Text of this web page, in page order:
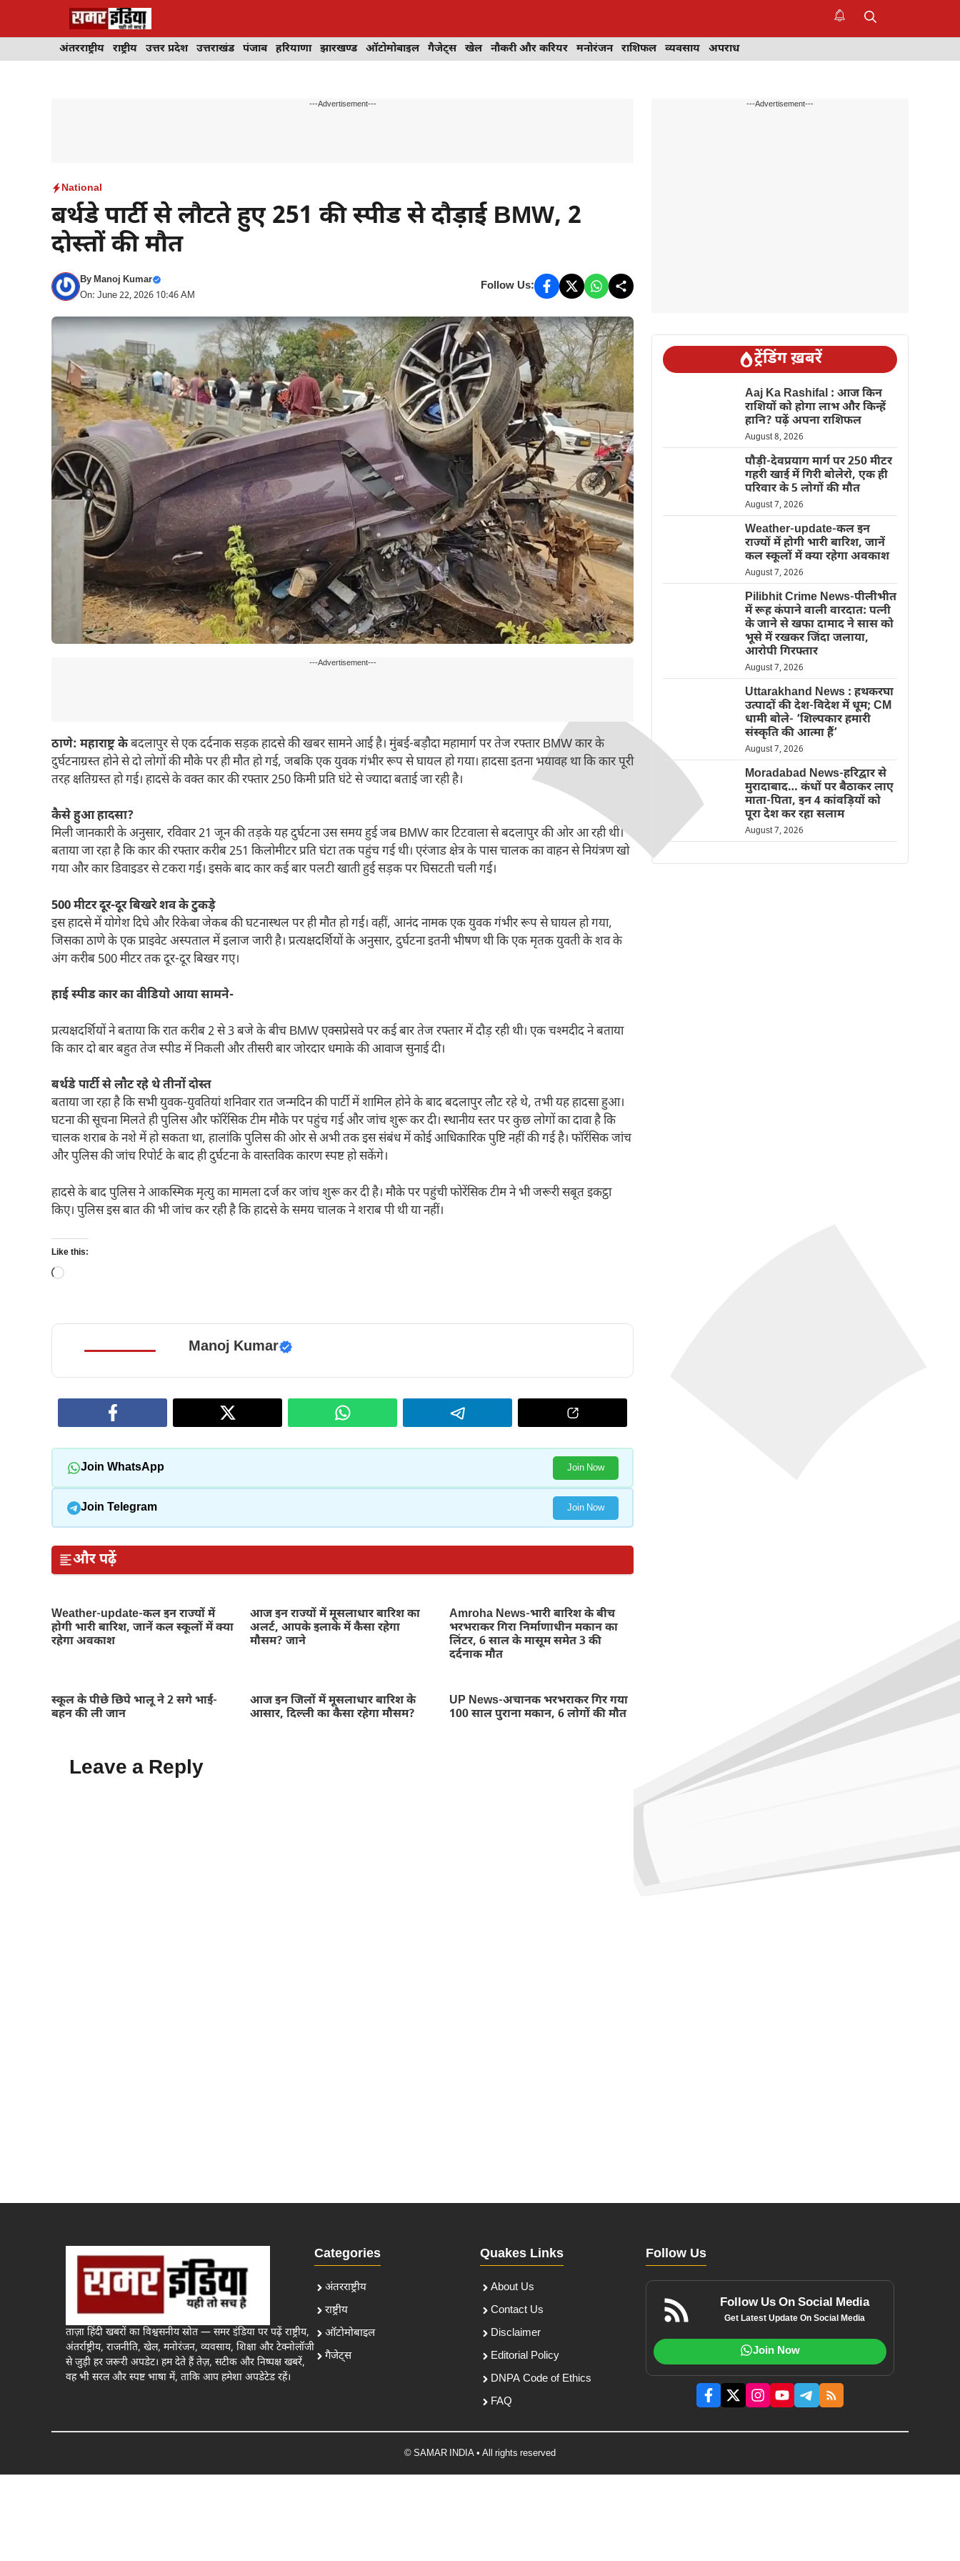
अंतरराष्ट्रीय राष्ट्रीय उत्तर प्रदेश उत्तराखंड पंजाब हरियाणा झारखण्ड ऑटोमोबाइल गैजेट्स खेल नौकरी और करियर मनोरंजन राशिफल व्यवसाय अपराध
---Advertisement---
National
बर्थडे पार्टी से लौटते हुए 251 की स्पीड से दौड़ाई BMW, 2
दोस्तों की मौत
ByManoj Kumar
On: June 22, 2026 10:46 AM
Follow Us:
---Advertisement---
ठाणे: महाराष्ट्र केबदलापुर से एक दर्दनाक सड़क हादसे की खबर सामने आई है। मुंबई-बड़ौदा महामार्ग पर तेज रफ्तार BMW कार के
दुर्घटनाग्रस्त होने से दो लोगों की मौके पर ही मौत हो गई, जबकि एक युवक गंभीर रूप से घायल हो गया। हादसा इतना भयावह था कि कार पूरी
तरह क्षतिग्रस्त हो गई। हादसे के वक्त कार की रफ्तार 250 किमी प्रति घंटे से ज्यादा बताई जा रही है।
कैसे हुआ हादसा?
मिली जानकारी के अनुसार, रविवार 21 जून की तड़के यह दुर्घटना उस समय हुई जब BMW कार टिटवाला से बदलापुर की ओर आ रही थी।
बताया जा रहा है कि कार की रफ्तार करीब 251 किलोमीटर प्रति घंटा तक पहुंच गई थी। एरंजाड क्षेत्र के पास चालक का वाहन से नियंत्रण खो
गया और कार डिवाइडर से टकरा गई। इसके बाद कार कई बार पलटी खाती हुई सड़क पर घिसटती चली गई।
500 मीटर दूर-दूर बिखरे शव के टुकड़े
इस हादसे में योगेश दिघे और रिकेबा जेकब की घटनास्थल पर ही मौत हो गई। वहीं, आनंद नामक एक युवक गंभीर रूप से घायल हो गया,
जिसका ठाणे के एक प्राइवेट अस्पताल में इलाज जारी है। प्रत्यक्षदर्शियों के अनुसार, दुर्घटना इतनी भीषण थी कि एक मृतक युवती के शव के
अंग करीब 500 मीटर तक दूर-दूर बिखर गए।
हाई स्पीड कार का वीडियो आया सामने-
प्रत्यक्षदर्शियों ने बताया कि रात करीब 2 से 3 बजे के बीच BMW एक्सप्रेसवे पर कई बार तेज रफ्तार में दौड़ रही थी। एक चश्मदीद ने बताया
कि कार दो बार बहुत तेज स्पीड में निकली और तीसरी बार जोरदार धमाके की आवाज सुनाई दी।
बर्थडे पार्टी से लौट रहे थे तीनों दोस्त
बताया जा रहा है कि सभी युवक-युवतियां शनिवार रात जन्मदिन की पार्टी में शामिल होने के बाद बदलापुर लौट रहे थे, तभी यह हादसा हुआ।
घटना की सूचना मिलते ही पुलिस और फॉरेंसिक टीम मौके पर पहुंच गई और जांच शुरू कर दी। स्थानीय स्तर पर कुछ लोगों का दावा है कि
चालक शराब के नशे में हो सकता था, हालांकि पुलिस की ओर से अभी तक इस संबंध में कोई आधिकारिक पुष्टि नहीं की गई है। फॉरेंसिक जांच
और पुलिस की जांच रिपोर्ट के बाद ही दुर्घटना के वास्तविक कारण स्पष्ट हो सकेंगे।
हादसे के बाद पुलिस ने आकस्मिक मृत्यु का मामला दर्ज कर जांच शुरू कर दी है। मौके पर पहुंची फोरेंसिक टीम ने भी जरूरी सबूत इकट्ठा
किए। पुलिस इस बात की भी जांच कर रही है कि हादसे के समय चालक ने शराब पी थी या नहीं।
Like this:
Loading…
Manoj Kumar
Join WhatsApp Join Now
Join Telegram Join Now
और पढ़ें
Weather-update-कल इन राज्यों में
होगी भारी बारिश, जानें कल स्कूलों में क्या
रहेगा अवकाश
आज इन राज्यों में मूसलाधार बारिश का
अलर्ट, आपके इलाके में कैसा रहेगा
मौसम? जाने
Amroha News-भारी बारिश के बीच
भरभराकर गिरा निर्माणाधीन मकान का
लिंटर, 6 साल के मासूम समेत 3 की
दर्दनाक मौत
स्कूल के पीछे छिपे भालू ने 2 सगे भाई-
बहन की ली जान
आज इन जिलों में मूसलाधार बारिश के
आसार, दिल्ली का कैसा रहेगा मौसम?
UP News-अचानक भरभराकर गिर गया
100 साल पुराना मकान, 6 लोगों की मौत
Leave a Reply
---Advertisement---
ट्रेंडिंग ख़बरें
Aaj Ka Rashifal : आज किन
राशियों को होगा लाभ और किन्हें
हानि? पढ़ें अपना राशिफल
August 8, 2026
पौड़ी-देवप्रयाग मार्ग पर 250 मीटर
गहरी खाई में गिरी बोलेरो, एक ही
परिवार के 5 लोगों की मौत
August 7, 2026
Weather-update-कल इन
राज्यों में होगी भारी बारिश, जानें
कल स्कूलों में क्या रहेगा अवकाश
August 7, 2026
Pilibhit Crime News-पीलीभीत
में रूह कंपाने वाली वारदात: पत्नी
के जाने से खफा दामाद ने सास को
भूसे में रखकर जिंदा जलाया,
आरोपी गिरफ्तार
August 7, 2026
Uttarakhand News : हथकरघा
उत्पादों की देश-विदेश में धूम; CM
धामी बोले- ‘शिल्पकार हमारी
संस्कृति की आत्मा हैं’
August 7, 2026
Moradabad News-हरिद्वार से
मुरादाबाद… कंधों पर बैठाकर लाए
माता-पिता, इन 4 कांवड़ियों को
पूरा देश कर रहा सलाम
August 7, 2026
ताज़ा हिंदी खबरों का विश्वसनीय स्रोत — समर इंडिया पर पढ़ें राष्ट्रीय,
अंतर्राष्ट्रीय, राजनीति, खेल, मनोरंजन, व्यवसाय, शिक्षा और टेक्नोलॉजी
से जुड़ी हर जरूरी अपडेट। हम देते हैं तेज़, सटीक और निष्पक्ष खबरें,
वह भी सरल और स्पष्ट भाषा में, ताकि आप हमेशा अपडेटेड रहें।
Categories
अंतरराष्ट्रीय
राष्ट्रीय
ऑटोमोबाइल
गैजेट्स
Quakes Links
About Us
Contact Us
Disclaimer
Editorial Policy
DNPA Code of Ethics
FAQ
Follow Us
Follow Us On Social Media
Get Latest Update On Social Media
Join Now
© SAMAR INDIA • All rights reserved